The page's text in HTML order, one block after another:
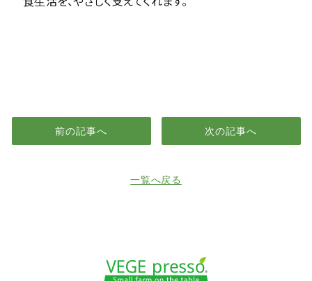
前の記事へ
一覧へ戻る
次の記事へ